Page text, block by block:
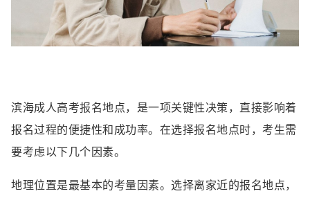
滨海成人高考报名地点，是一项关键性决策，直接影响着
报名过程的便捷性和成功率。在选择报名地点时，考生需
要考虑以下几个因素。
地理位置是最基本的考量因素。选择离家近的报名地点，